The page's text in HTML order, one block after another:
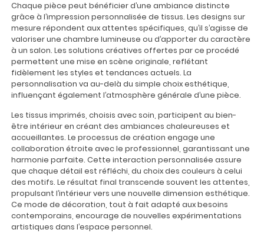
Chaque pièce peut bénéficier d’une ambiance distincte
grâce à l’impression personnalisée de tissus. Les designs sur
mesure répondent aux attentes spécifiques, qu’il s’agisse de
valoriser une chambre lumineuse ou d’apporter du caractère
à un salon. Les solutions créatives offertes par ce procédé
permettent une mise en scène originale, reflétant
fidèlement les styles et tendances actuels. La
personnalisation va au-delà du simple choix esthétique,
influençant également l’atmosphère générale d’une pièce.
Les tissus imprimés, choisis avec soin, participent au bien-
être intérieur en créant des ambiances chaleureuses et
accueillantes. Le processus de création engage une
collaboration étroite avec le professionnel, garantissant une
harmonie parfaite. Cette interaction personnalisée assure
que chaque détail est réfléchi, du choix des couleurs à celui
des motifs. Le résultat final transcende souvent les attentes,
propulsant l’intérieur vers une nouvelle dimension esthétique.
Ce mode de décoration, tout à fait adapté aux besoins
contemporains, encourage de nouvelles expérimentations
artistiques dans l’espace personnel.